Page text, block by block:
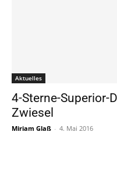
Aktuelles
4-Sterne-Superior-
Zwiesel
Miriam Glaß - 4. Mai 2016